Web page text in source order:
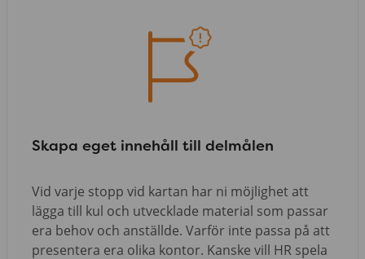
Skapa eget innehåll till delmålen
Vid varje stopp vid kartan har ni möjlighet att
lägga till kul och utvecklade material som passar
era behov och anställde. Varför inte passa på att
presentera era olika kontor. Kanske vill HR spela